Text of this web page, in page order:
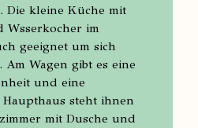
Die kleine Küche mit
Wsserkocher im
geeignet um sich
Wagen gibt es eine
und eine
steht ihnen
mit Dusche und